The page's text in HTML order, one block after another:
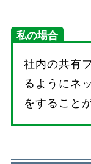
私の場合
社内の共有
るようにネ
をすること